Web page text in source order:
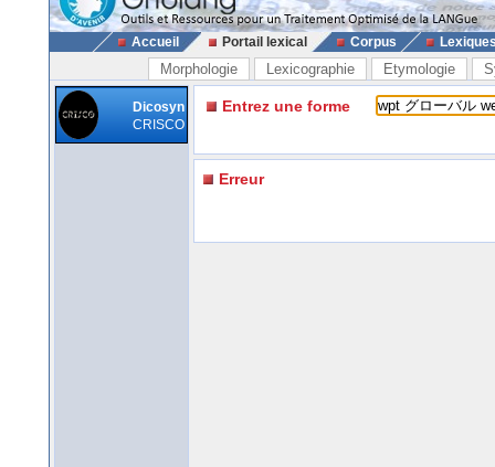
Accueil Portail lexical Corpus
Morphologie Lexicographie Etymologie
Dicosyn
CRISCO
Entrez une forme
Erreur